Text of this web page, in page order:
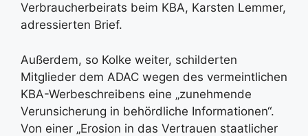
Verbraucherbeirats beim KBA, Karsten Lemmer,
adressierten Brief.
Außerdem, so Kolke weiter, schilderten
Mitglieder dem ADAC wegen des vermeintlichen
KBA-Werbeschreibens eine „zunehmende
Verunsicherung in behördliche Informationen“.
Von einer „Erosion in das Vertrauen staatlicher